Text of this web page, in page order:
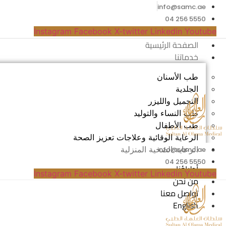
info@samc.ae
5550 256 04
Instagram Facebook X-twitter Linkedin Youtube
الصفحة الرئيسية
خدماتنا
طب الأسنان
الجلدية
التجميل والليزر
طب النساء والتوليد
طب الأطفال
الرعاية الوقائية وعلاجات تعزيز الصحة
الرعاية الصحية المنزلية
أطباؤنا
من نحن
تواصل معنا
English
info@samc.ae
5550 256 04
Instagram Facebook X-twitter Linkedin Youtube